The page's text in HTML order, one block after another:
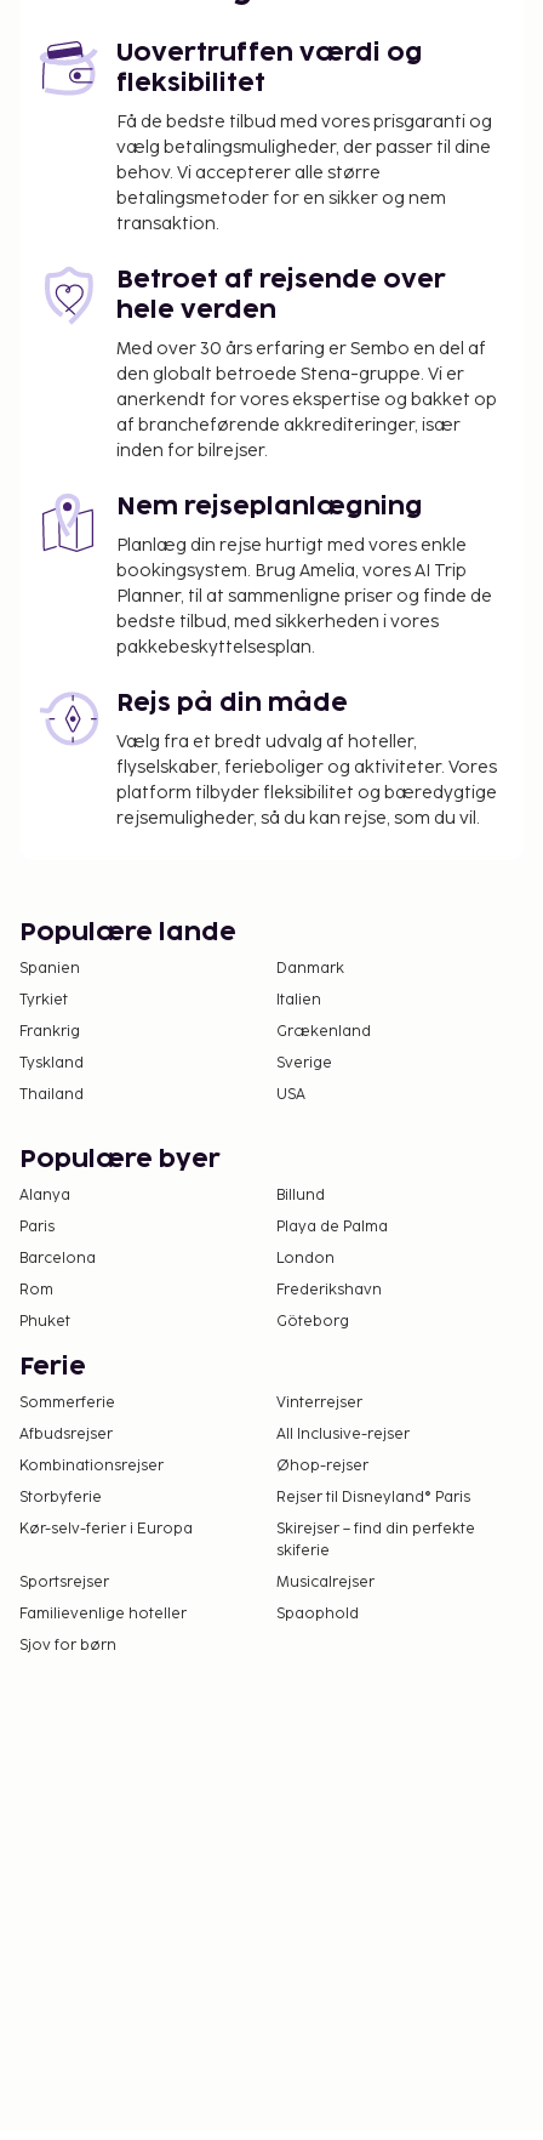
internetadgang, gavebutik/aviskiosk og frisørsalon.
Som gæst på Locanda Remare kan du nyde et
måltid på Gabbiano sul Porto eller tage et smut
forbi den lokale købmand/dagligvarebutik. Fuld
morgenmad tilbydes mod gebyr dagligt fra kl. 07.00
til kl. 12.00.
overnatningsstedet. Gebyrer inkluderer muligvis
skatter:
Der pålægges en byskat: EUR 1.50 pr. person pr.
nat, op til 7 nætter. Denne skat gælder ikke for
børn under 14 år.
Vi har medtaget alle gebyrer, som
Gebyr for komplet morgenmad: Mellem 5 og 10
EUR for voksne og mellem 5 og 10 EUR for børn
(cirkapriser)
Tillægsgebyr for kæledyr: EUR 15 pr. kæledyr
(varierer afhængigt af opholdets længde)
Der opkræves ikke gebyrer for servicedyr
Ovenstående liste er muligvis ikke fuldstændig.
Gebyrer og depositummer inkluderer muligvis ikke
skat og kan ændres uden varsel.
Alle gæster, inklusive børn, skal være til stede
ikke overføres mere end 5000 EUR i kontanter
Begrænset parkeringshøjde.
Uovertruffen værdi og
fleksibilitet
Få de bedste tilbud med vores prisgaranti og
vælg betalingsmuligheder, der passer til dine
behov. Vi accepterer alle større
betalingsmetoder for en sikker og nem
transaktion.
Betroet af rejsende over
hele verden
Med over 30 års erfaring er Sembo en del af
den globalt betroede Stena-gruppe. Vi er
anerkendt for vores ekspertise og bakket op
af brancheførende akkrediteringer, især
inden for bilrejser.
Nem rejseplanlægning
Planlæg din rejse hurtigt med vores enkle
bookingsystem. Brug Amelia, vores AI Trip
Planner, til at sammenligne priser og finde de
bedste tilbud, med sikkerheden i vores
pakkebeskyttelsesplan.
Rejs på din måde
Vælg fra et bredt udvalg af hoteller,
flyselskaber, ferieboliger og aktiviteter. Vores
platform tilbyder fleksibilitet og bæredygtige
rejsemuligheder, så du kan rejse, som du vil.
Populære lande
Spanien
Danmark
Tyrkiet
Italien
Frankrig
Grækenland
Tyskland
Sverige
Thailand
USA
Populære byer
Alanya
Billund
Paris
Playa de Palma
Barcelona
London
Rom
Frederikshavn
Phuket
Göteborg
Ferie
Sommerferie
Vinterrejser
Afbudsrejser
All Inclusive-rejser
Kombinationsrejser
Øhop-rejser
Storbyferie
Rejser til Disneyland® Paris
Kør-selv-ferier i Europa
Skirejser – find din perfekte
skiferie
Sportsrejser
Musicalrejser
Familievenlige hoteller
Spaophold
Sjov for børn